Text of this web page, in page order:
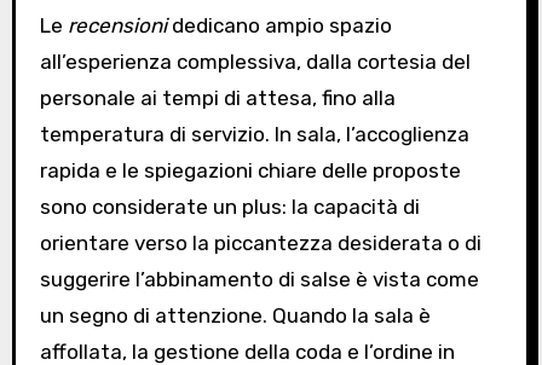
Le recensionidedicano ampio spazio
all’esperienza complessiva, dalla cortesia del
personale ai tempi di attesa, fino alla
temperatura di servizio. In sala, l’accoglienza
rapida e le spiegazioni chiare delle proposte
sono considerate un plus: la capacità di
orientare verso la piccantezza desiderata o di
suggerire l’abbinamento di salse è vista come
un segno di attenzione. Quando la sala è
affollata, la gestione della coda e l’ordine in